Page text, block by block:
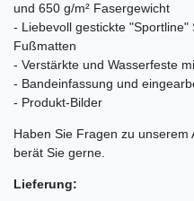
und 650 g/m² Fasergewicht
- Liebevoll gestickte
Fußmatten
- Verstärkte und Wasserfeste
- Bandeinfassung und
- Produkt-Bilder
Haben Sie Fragen zu
berät Sie gerne.
Lieferung: